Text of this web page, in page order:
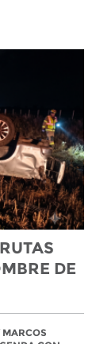
DE
MARCOS